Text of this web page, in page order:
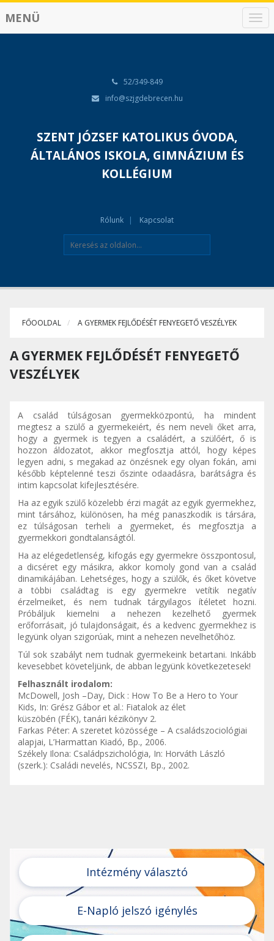
N
a
MENÜ
52/349-849
info@szjgdebrecen.hu
SZENT JÓZSEF KATOLIKUS ÓVODA,
ÁLTALÁNOS ISKOLA, GIMNÁZIUM ÉS
KOLLÉGIUM
Rólunk Kapcsolat
FŐOOLDAL A GYERMEK FEJLŐDÉSÉT FENYEGETŐ VESZÉLYEK
A GYERMEK FEJLŐDÉSÉT FENYEGETŐ
VESZÉLYEK
A család túlságosan gyermekközpontú, ha mindent
megtesz a szülő a gyermekeiért, és nem neveli őket arra,
hogy a gyermek is tegyen a családért, a szülőért, ő is
hozzon áldozatot, akkor megfosztja attól, hogy képes
legyen adni, s megakad az önzésnek egy olyan fokán, ami
később képtelenné teszi őszinte odaadásra, barátságra és
intim kapcsolat kifejlesztésére.
Ha az egyik szülő közelebb érzi magát az egyik gyermekhez,
mint társához, különösen, ha még panaszkodik is társára,
ez túlságosan terheli a gyermeket, és megfosztja a
gyermekkori gondtalanságtól.
Ha az elégedetlenség, kifogás egy gyermekre összpontosul,
a dicséret egy másikra, akkor komoly gond van a család
dinamikájában. Lehetséges, hogy a szülők, és őket követve
a többi családtag is egy gyermekre vetítik negatív
érzelmeiket, és nem tudnak tárgyilagos ítéletet hozni.
Próbáljuk kiemelni a nehezen kezelhető gyermek
erőforrásait, jó tulajdonságait, és a kedvenc gyermekhez is
legyünk olyan szigorúak, mint a nehezen nevelhetőhöz.
Túl sok szabályt nem tudnak gyermekeink betartani. Inkább
kevesebbet követeljünk, de abban legyünk következetesek!
Felhasznált irodalom:
McDowell, Josh –Day, Dick : How To Be a Hero to Your
Kids, In: Grész Gábor et al.: Fiatalok az élet
küszöbén (FÉK), tanári kézikönyv 2.
Farkas Péter: A szeretet közössége – A családszociológiai
alapjai, L’Harmattan Kiadó, Bp., 2006.
Székely Ilona: Családpszichológia, In: Horváth László
(szerk.): Családi nevelés, NCSSZI, Bp., 2002.
Intézmény választó
E-Napló jelszó igénylés